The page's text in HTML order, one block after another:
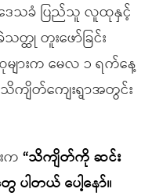
ဒေသခံ ပြည်သူ လူထုနှင့်
တ္ထု တူးဖော်ခြင်း
ျားက မေလ ၁ ရက်နေ့
ျိတ်ကျေးရွာအတွင်း
က “သိကျိတ်ကို ဆင်း
ပါတယ် ပေါ့နော်။